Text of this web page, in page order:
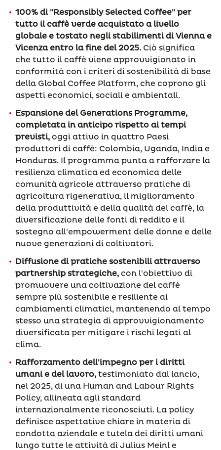
100% di "Responsibly Selected Coffee" per
tutto il caffè verde acquistato a livello
globale e tostato negli stabilimenti di Vienna e
Vicenza entro la fine del 2025.Ciò significa
che tutto il caffè viene approvvigionato in
conformità con i criteri di sostenibilità di base
della Global Coffee Platform, che coprono gli
aspetti economici, sociali e ambientali.
Espansione del Generations Programme,
completata in anticipo rispetto ai tempi
previsti, oggi attivo in quattro Paesi
produttori di caffè: Colombia, Uganda, India e
Honduras. Il programma punta a rafforzare la
resilienza climatica ed economica delle
comunità agricole attraverso pratiche di
agricoltura rigenerativa, il miglioramento
della produttività e della qualità del caffè, la
diversificazione delle fonti di reddito e il
sostegno all'empowerment delle donne e delle
nuove generazioni di coltivatori.
Diffusione di pratiche sostenibili attraverso
partnership strategiche,con l'obiettivo di
promuovere una coltivazione del caffè
sempre più sostenibile e resiliente ai
cambiamenti climatici, mantenendo al tempo
stesso una strategia di approvvigionamento
diversificata per mitigare i rischi legati al
clima.
Rafforzamento dell'impegno per i diritti
umani e del lavoro,testimoniato dal lancio,
nel 2025, di una Human and Labour Rights
Policy, allineata agli standard
internazionalmente riconosciuti. La policy
definisce aspettative chiare in materia di
condotta aziendale e tutela dei diritti umani
lungo tutte le attività di Julius Meinl e